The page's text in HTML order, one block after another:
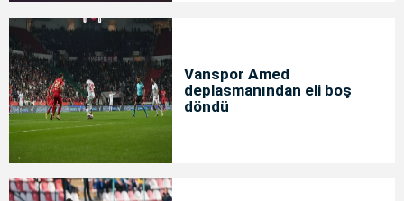
Vanspor Amed
deplasmanından eli boş
döndü